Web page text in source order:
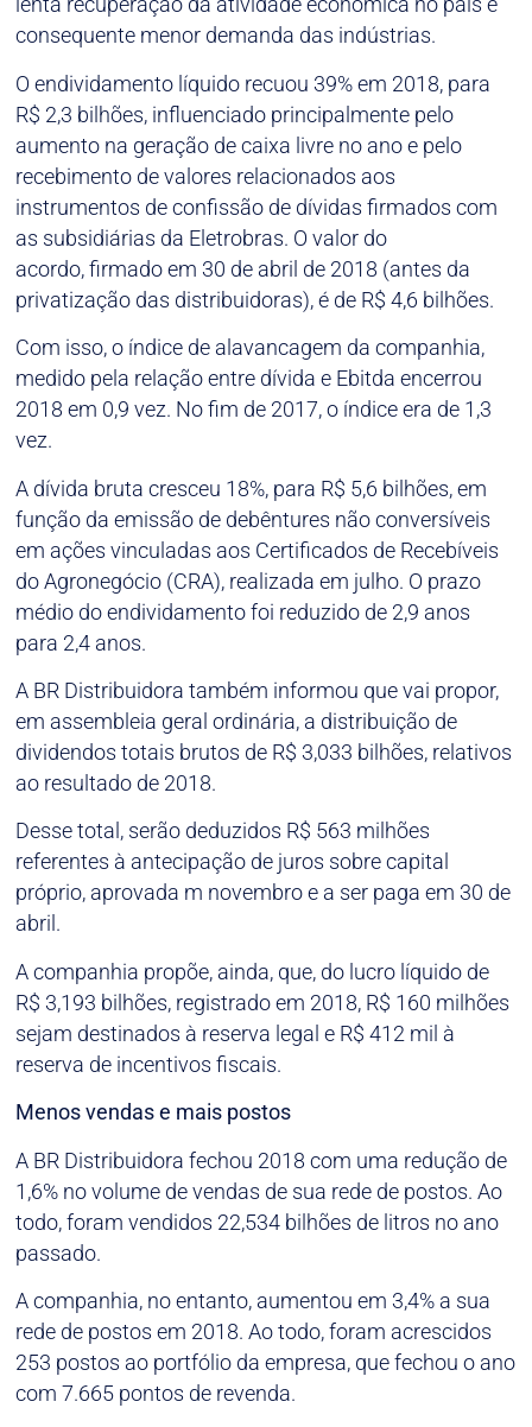
consequente menor demanda das indústrias.
O endividamento líquido recuou 39% em 2018, para
R$ 2,3 bilhões, influenciado principalmente pelo
aumento na geração de caixa livre no ano e pelo
recebimento de valores relacionados aos
instrumentos de confissão de dívidas firmados com
as subsidiárias da Eletrobras. O valor do
acordo, firmado em 30 de abril de 2018 (antes da
privatização das distribuidoras), é de R$ 4,6 bilhões.
Com isso, o índice de alavancagem da companhia,
medido pela relação entre dívida e Ebitda encerrou
2018 em 0,9 vez. No fim de 2017, o índice era de 1,3
vez.
A dívida bruta cresceu 18%, para R$ 5,6 bilhões, em
função da emissão de debêntures não conversíveis
em ações vinculadas aos Certificados de Recebíveis
do Agronegócio (CRA), realizada em julho. O prazo
médio do endividamento foi reduzido de 2,9 anos
para 2,4 anos.
A BR Distribuidora também informou que vai propor,
em assembleia geral ordinária, a distribuição de
dividendos totais brutos de R$ 3,033 bilhões, relativos
ao resultado de 2018.
Desse total, serão deduzidos R$ 563 milhões
referentes à antecipação de juros sobre capital
próprio, aprovada m novembro e a ser paga em 30 de
abril.
A companhia propõe, ainda, que, do lucro líquido de
R$ 3,193 bilhões, registrado em 2018, R$ 160 milhões
sejam destinados à reserva legal e R$ 412 mil à
reserva de incentivos fiscais.
Menos vendas e mais postos
A BR Distribuidora fechou 2018 com uma redução de
1,6% no volume de vendas de sua rede de postos. Ao
todo, foram vendidos 22,534 bilhões de litros no ano
passado.
A companhia, no entanto, aumentou em 3,4% a sua
rede de postos em 2018. Ao todo, foram acrescidos
253 postos ao portfólio da empresa, que fechou o ano
com 7.665 pontos de revenda.